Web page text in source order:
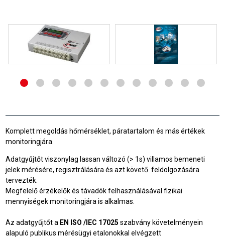
Komplett megoldás hőmérséklet, páratartalom és más értékek
monitoringjára.
Adatgyűjtőt viszonylag lassan változó (> 1s) villamos bemeneti
jelek mérésére, regisztrálására és azt követő feldolgozására
tervezték.
Megfelelő érzékelők és távadók felhasználásával fizikai
mennyiségek monitoringjára is alkalmas.
Az adatgyűjtőt a EN ISO /IEC 17025 szabvány követelményein
alapuló publikus mérésügyi etalonokkal elvégzett